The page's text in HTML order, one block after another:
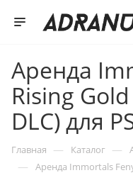
Аренда
Rising
DLC) для
Главная — Каталог —
— Аренда Immortals